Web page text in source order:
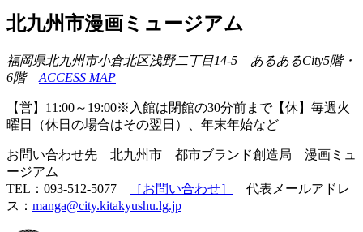
北九州市漫画ミュージアム
福岡県北九州市小倉北区浅野二丁目14-5 あるあるCity5階・
6階 ACCESS MAP
【営】11:00～19:00※入館は閉館の30分前まで【休】毎週火
曜日（休日の場合はその翌日）、年末年始など
お問い合わせ先 北九州市 都市ブランド創造局 漫画ミュ
ージアム
TEL：093-512-5077
［お問い合わせ］
代表メールアドレ
ス： manga@city.kitakyushu.lg.jp